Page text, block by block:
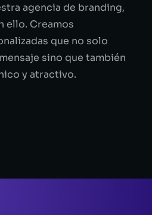
agencia de branding,
ello. Creamos
que no solo
sino que también
y atractivo.